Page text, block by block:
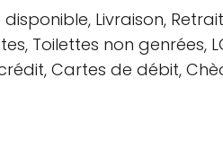
Livraison,
Toilettes non genrées,
Cartes de débit,